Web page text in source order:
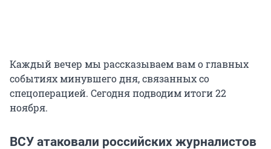
Каждый вечер мы рассказываем вам о главных
событиях минувшего дня, связанных со
спецоперацией. Сегодня подводим итоги 22
ноября.
ВСУ атаковали российских журналистов